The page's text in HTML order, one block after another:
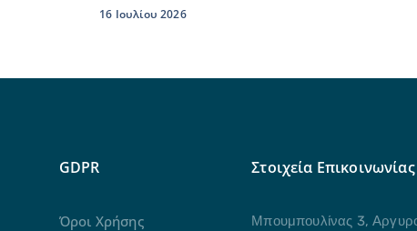
16 Ιουλίου 2026
GDPR
Όροι Χρήσης
Στοιχεία Επικοινωνίας
Μπουμπουλίνας 3,